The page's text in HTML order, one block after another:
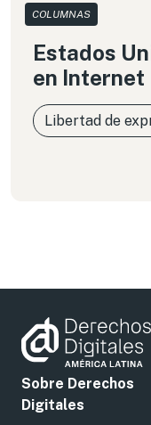
COLUMNAS
Estados
en Internet
Libertad de
Sobre Derechos
Digitales